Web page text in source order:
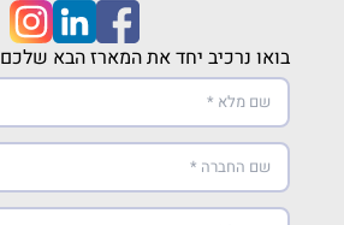
בואו נרכיב יחד את המארז הבא שלכם